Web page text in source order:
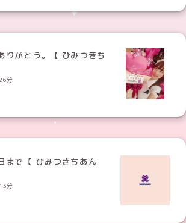
がとう。【 ひみつきち
分
で【 ひみつきちあん
分